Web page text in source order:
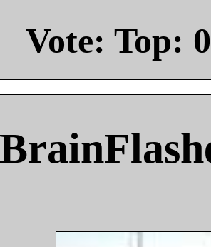
Vote: Top: 0